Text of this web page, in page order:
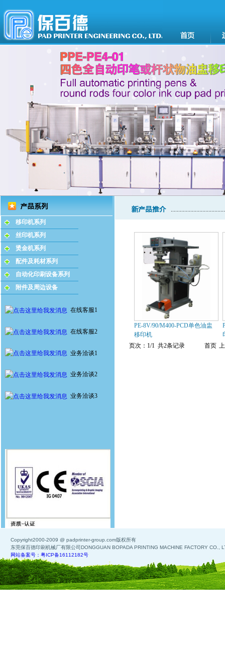
移印机系列
丝印机系列
烫金机系列
配件及耗材系列
自动化印刷设备系列
附件及周边设备
在线客服1
在线客服2
业务洽谈1
业务洽谈2
业务洽谈3
PE-8V/90/M400-PCD单色油盅
移印机
页次：1/1 共2条记录
首页
Copyright2000-2009 @ padprinter-group.com版权所有
东莞保百德印刷机械厂有限公司DONGGUAN BOPADA PRINTING MACHINE FACTORY CO.,
网站备案号：粤ICP备16112182号